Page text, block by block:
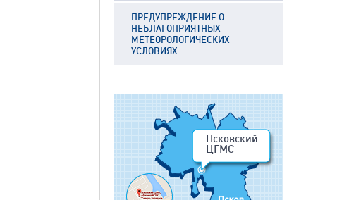
ПРЕДУПРЕЖДЕНИЕ О
НЕБЛАГОПРИЯТНЫХ
МЕТЕОРОЛОГИЧЕСКИХ
УСЛОВИЯХ
Псковский
ЦГМС